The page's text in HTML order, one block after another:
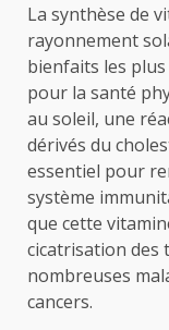
La synthèse de
rayonnement
bienfaits les
pour la santé
au soleil, une
dérivés du
essentiel pour
système
que cette
cicatrisation des
nombreuses
cancers.